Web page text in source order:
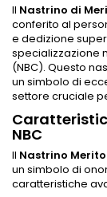
Il Nastrino di
conferito al
e dedizione
specializzazione
(NBC). Questo
un simbolo di
settore cruciale
NBC
Il Nastrino Merito
un simbolo di
caratteristiche